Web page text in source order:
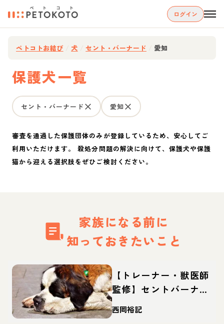
ログイン
ペトコトお結び 犬 セント・バーナード 愛知
保護犬一覧
セント・バーナード 愛知
審査を通過した保護団体のみが登録しているため、安心してご
利用いただけます。 殺処分問題の解決に向けて、保護犬や保護
猫から迎える選択肢をぜひご検討ください。
家族になる前に
知っておきたいこと
【トレーナー・獣医師
監修】セントバーナー
ドってどんな犬？性
格・特徴・育て方・迎
西岡裕記